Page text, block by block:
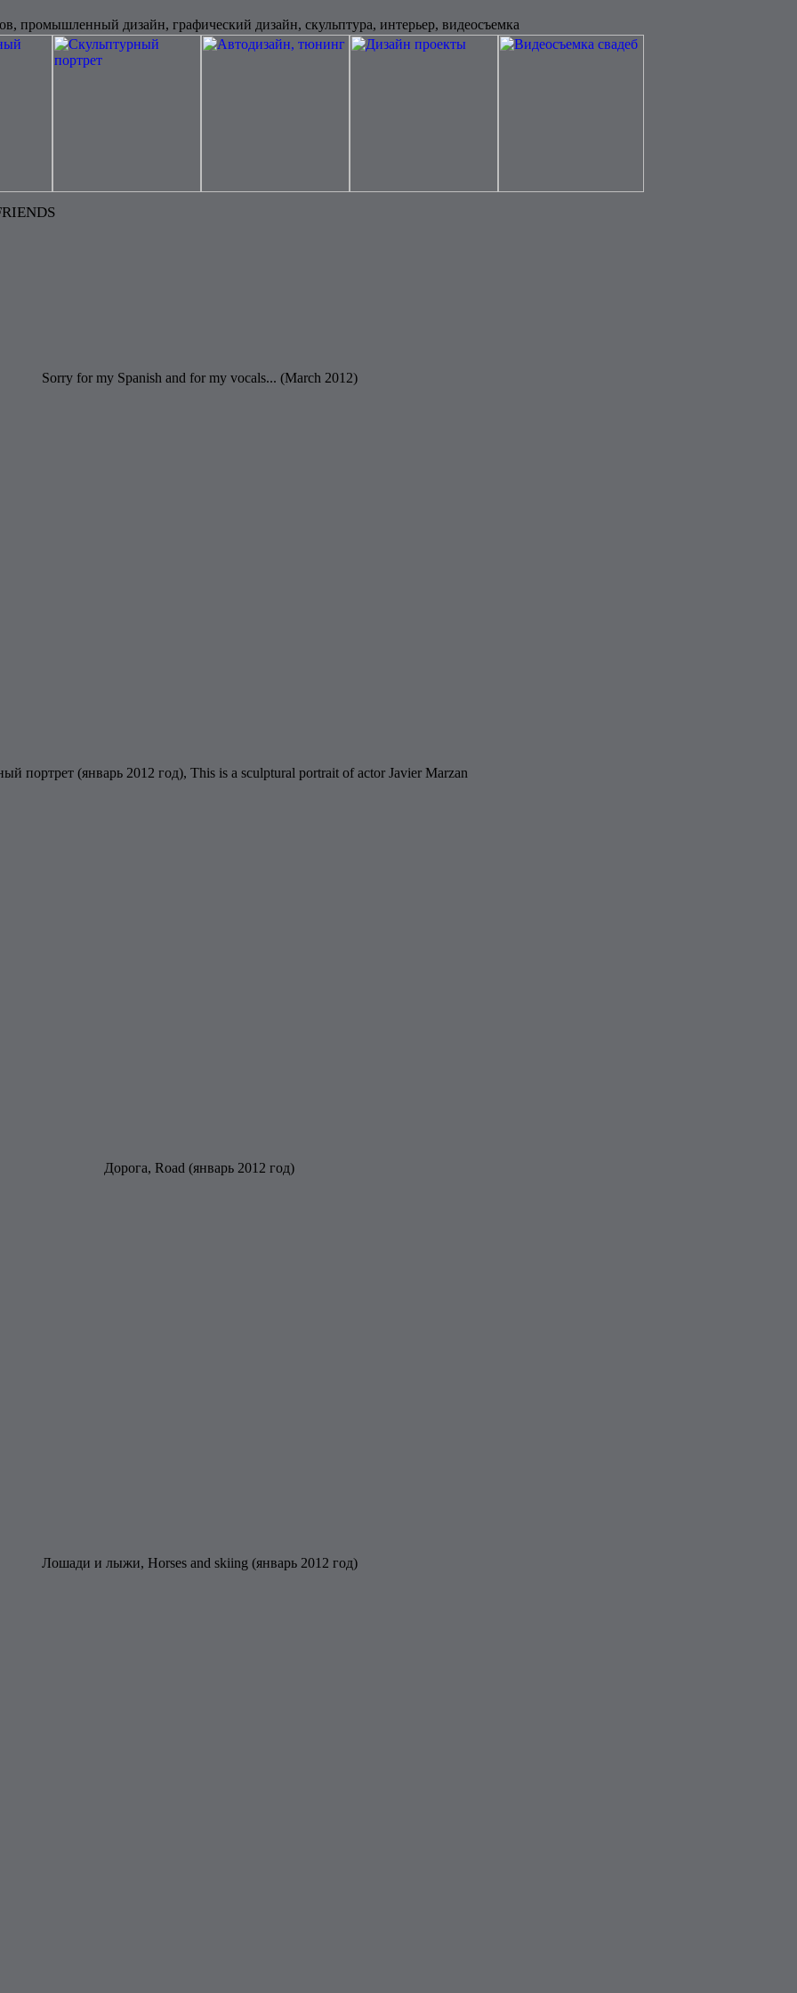
промышленный дизайн, графический дизайн, скульптура, интерьер, видеосъемка
Sorry for my Spanish and for my vocals... (March 2012)
портрет (январь 2012 год), This is a sculptural portrait of actor Javier Marzan
Дорога, Road (январь 2012 год)
Лошади и лыжи, Horses and skiing (январь 2012 год)